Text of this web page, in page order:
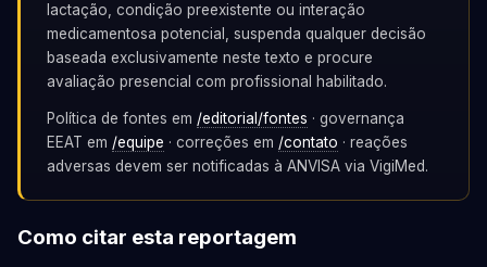
lactação, condição preexistente ou interação
medicamentosa potencial, suspenda qualquer decisão
baseada exclusivamente neste texto e procure
avaliação presencial com profissional habilitado.
Política de fontes em /editorial/fontes · governança
EEAT em /equipe · correções em /contato · reações
adversas devem ser notificadas à ANVISA via VigiMed.
Como citar esta reportagem